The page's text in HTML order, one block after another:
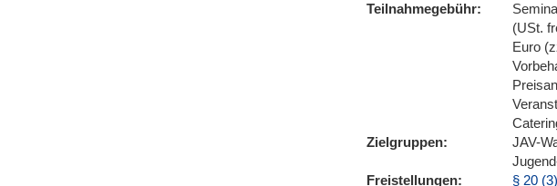
Teilnahmegebühr
(USt.
Euro
Zielgruppen
JAV-
Freistellungen
§ 20